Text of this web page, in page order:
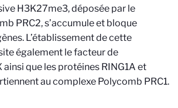
H3K27me3, déposée par le
PRC2, s’accumule et bloque
L’établissement de cette
également le facteur de
que les protéines RING1A et
au complexe Polycomb PRC1.